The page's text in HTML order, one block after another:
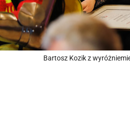
Bartosz Kozik z